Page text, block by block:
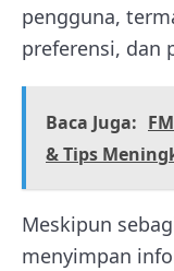
pengguna,
preferensi, dan
Baca Juga:
& Tips
Meskipun
menyimpan